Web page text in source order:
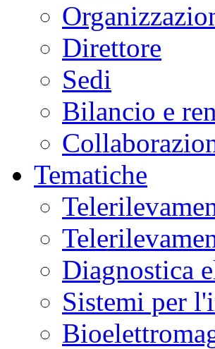
Direttore
Sedi
Bilancio e
Tematiche
Diagnostica
Sistemi per